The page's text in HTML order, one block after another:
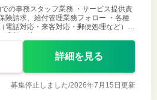
の事務スタッフ業務 ・サービス提供責
険請求、給付管理業務フォロー ・各種
電話対応・来客対応・郵便処理など）
詳細を見る
募集停止しました/2026年7月15日更新